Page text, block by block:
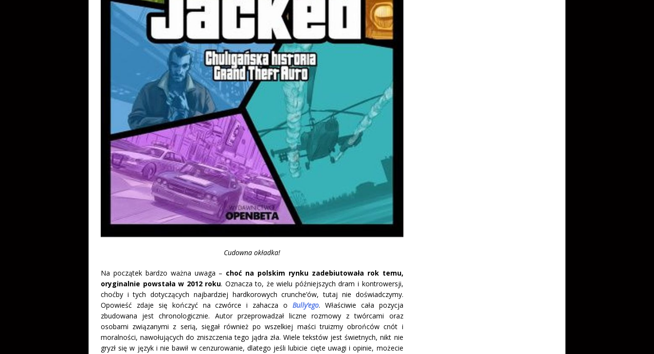
Cudowna okładka!
Na początek bardzo ważna uwaga – choć na polskim rynku zadebiutowała rok temu,
oryginalnie powstała w 2012 roku. Oznacza to, że wielu późniejszych dram i kontrowersji,
choćby i tych dotyczących najbardziej hardkorowych crunche’ów, tutaj nie doświadczymy.
Opowieść zdaje się kończyć na czwórce i zahacza o Bully’ego. Właściwie cała pozycja
zbudowana jest chronologicznie. Autor przeprowadzał liczne rozmowy z twórcami oraz
osobami związanymi z serią, sięgał również po wszelkiej maści truizmy obrońców cnót i
moralności, nawołujących do zniszczenia tego jądra zła. Wiele tekstów jest świetnych, nikt nie
gryzł się w język i nie bawił w cenzurowanie, dlatego jeśli lubicie cięte uwagi i opinie, możecie